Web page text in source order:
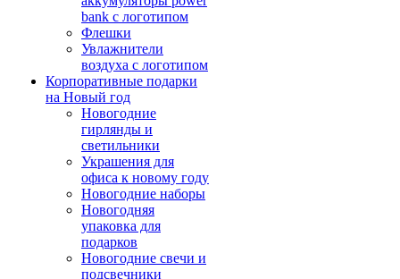
bank с логотипом
Флешки
Увлажнители
воздуха с логотипом
Корпоративные подарки
на Новый год
Новогодние
гирлянды и
светильники
Украшения для
офиса к новому году
Новогодние наборы
Новогодняя
упаковка для
подарков
Новогодние свечи и
подсвечники